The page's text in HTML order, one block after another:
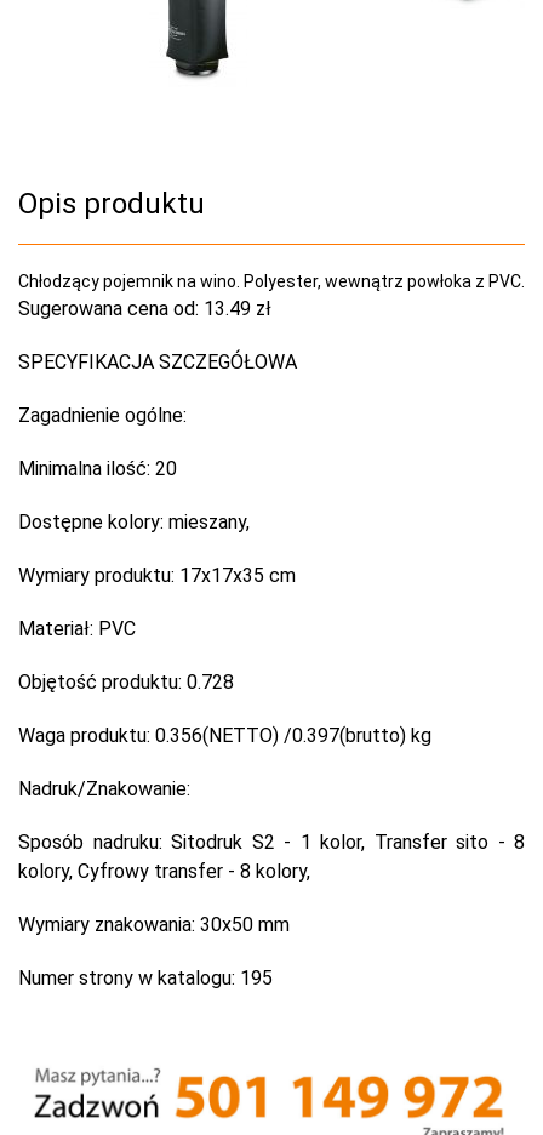
Opis produktu
Chłodzący pojemnik na wino. Polyester, wewnątrz powłoka z PVC.
Sugerowana cena od: 13.49 zł
SPECYFIKACJA SZCZEGÓŁOWA
Zagadnienie ogólne:
Minimalna ilość: 20
Dostępne kolory: mieszany,
Wymiary produktu: 17x17x35 cm
Materiał: PVC
Objętość produktu: 0.728
Waga produktu: 0.356(NETTO) /0.397(brutto) kg
Nadruk/Znakowanie:
Sposób nadruku: Sitodruk S2 - 1 kolor, Transfer sito - 8
kolory, Cyfrowy transfer - 8 kolory,
Wymiary znakowania: 30x50 mm
Numer strony w katalogu: 195